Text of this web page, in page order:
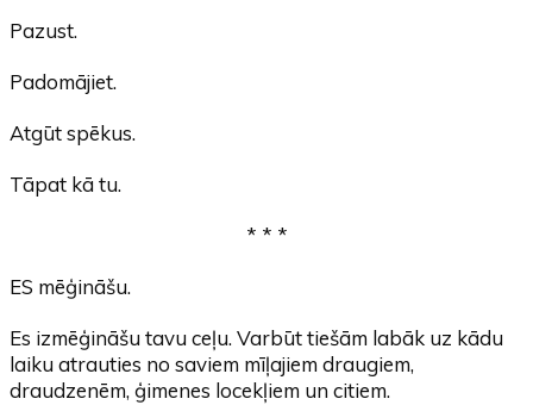
Pazust.
Padomājiet.
Atgūt spēkus.
Tāpat kā tu.
* * *
ES mēģināšu.
Es izmēģināšu tavu ceļu. Varbūt tiešām labāk uz kādu
laiku atrauties no saviem mīļajiem draugiem,
draudzenēm, ģimenes locekļiem un citiem.